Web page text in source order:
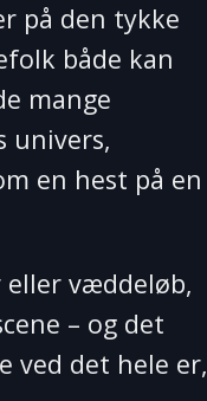
på den tykke
både kan
mange
univers,
en hest på en
eller væddeløb,
– og det
ved det hele er,